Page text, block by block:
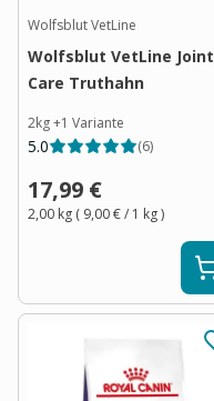
Wolfsblut VetLine
Wolfsblut VetLine Joint
Care Truthahn
2kg+1 Variante
5.0 (6)
17,99 €
2,00 kg ( 9,00 €/ 1 kg)